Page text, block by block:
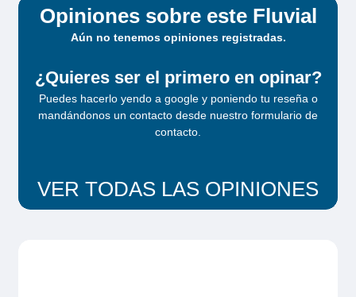
Opiniones sobre este Fluvial
Aún no tenemos opiniones registradas.
¿Quieres ser el primero en opinar?
Puedes hacerlo yendo a google y poniendo tu reseña o
mandándonos un contacto desde nuestro formulario de
contacto
VER TODAS LAS OPINIONES